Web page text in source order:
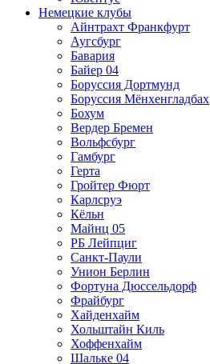
Немецкие клубы
Айнтрахт Франкфурт
Аугсбург
Бавария
Байер 04
Боруссия Дортмунд
Боруссия Мёнхенгладбах
Бохум
Вердер Бремен
Вольфсбург
Гамбург
Герта
Гройтер Фюрт
Карлсруэ
Кёльн
Майнц 05
РБ Лейпциг
Санкт-Паули
Унион Берлин
Фортуна Дюссельдорф
Фрайбург
Хайденхайм
Хольштайн Киль
Хоффенхайм
Шальке 04